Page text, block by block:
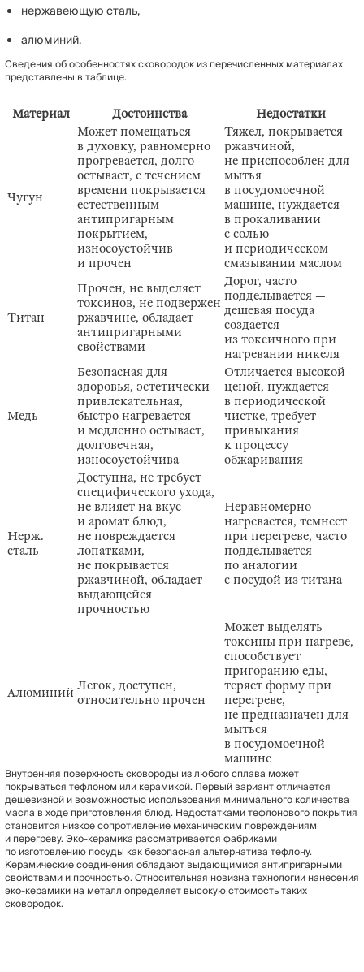
нержавеющую сталь,
алюминий.
Сведения об особенностях сковородок из перечисленных материалах
представлены в таблице.
Материал Достоинства Недостатки
Чугун
Может помещаться
в духовку, равномерно
прогревается, долго
остывает, с течением
времени покрывается
естественным
антипригарным
покрытием,
износоустойчив
и прочен
Тяжел, покрывается
ржавчиной,
не приспособлен для
мытья
в посудомоечной
машине, нуждается
в прокаливании
с солью
и периодическом
смазывании маслом
Титан
Прочен, не выделяет
токсинов, не подвержен
ржавчине, обладает
антипригарными
свойствами
Дорог, часто
подделывается —
дешевая посуда
создается
из токсичного при
нагревании никеля
Медь
Безопасная для
здоровья, эстетически
привлекательная,
быстро нагревается
и медленно остывает,
долговечная,
износоустойчива
Отличается высокой
ценой, нуждается
в периодической
чистке, требует
привыкания
к процессу
обжаривания
Нерж.
сталь
Доступна, не требует
специфического ухода,
не влияет на вкус
и аромат блюд,
не повреждается
лопатками,
не покрывается
ржавчиной, обладает
выдающейся
прочностью
Неравномерно
нагревается, темнеет
при перегреве, часто
подделывается
по аналогии
с посудой из титана
Алюминий Легок, доступен,
относительно прочен
Может выделять
токсины при нагреве,
способствует
пригоранию еды,
теряет форму при
перегреве,
не предназначен для
мыться
в посудомоечной
машине
Внутренняя поверхность сковороды из любого сплава может
покрываться тефлоном или керамикой. Первый вариант отличается
дешевизной и возможностью использования минимального количества
масла в ходе приготовления блюд. Недостатками тефлонового покрытия
становится низкое сопротивление механическим повреждениям
и перегреву. Эко-керамика рассматривается фабриками
по изготовлению посуды как безопасная альтернатива тефлону.
Керамические соединения обладают выдающимися антипригарными
свойствами и прочностью. Относительная новизна технологии нанесения
эко-керамики на металл определяет высокую стоимость таких
сковородок.